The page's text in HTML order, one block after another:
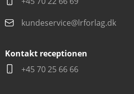
kundeservice@lrforlag.dk
Kontakt receptionen
+45 70 25 66 66